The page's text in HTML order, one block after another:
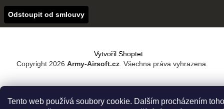
Tento web používá soubory cookie. Dalším procházením
Odstoupit od smlouvy
Vytvořil Shoptet
Copyright 2026 Army-Airsoft.cz. Všechna práva vyhrazena.